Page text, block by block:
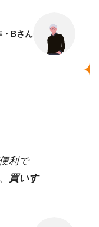
・Bさん
利で
買いす